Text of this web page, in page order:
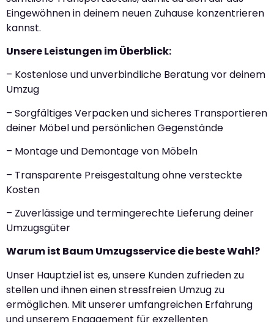
Eingewöhnen in deinem neuen Zuhause konzentrieren
kannst.
Unsere Leistungen im Überblick:
– Kostenlose und unverbindliche Beratung vor deinem
Umzug
– Sorgfältiges Verpacken und sicheres Transportieren
deiner Möbel und persönlichen Gegenstände
– Montage und Demontage von Möbeln
– Transparente Preisgestaltung ohne versteckte
Kosten
– Zuverlässige und termingerechte Lieferung deiner
Umzugsgüter
Warum ist Baum Umzugsservice die beste Wahl?
Unser Hauptziel ist es, unsere Kunden zufrieden zu
stellen und ihnen einen stressfreien Umzug zu
ermöglichen. Mit unserer umfangreichen Erfahrung
und unserem Engagement für exzellenten